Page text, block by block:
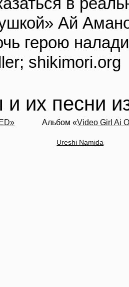
Ай
герою
shikimori.org
их песни
Альбом «Video Girl Ai
Ureshi Namida